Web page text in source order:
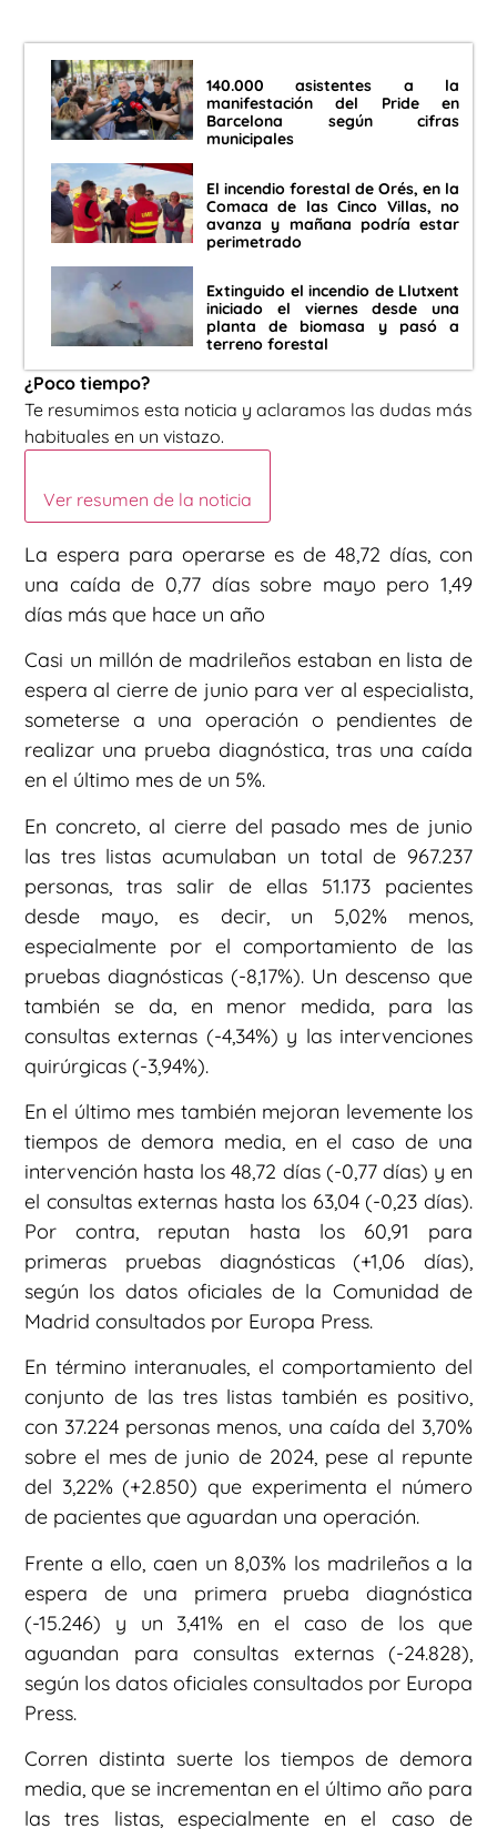
140.000 asistentes a la
manifestación del Pride en
Barcelona según cifras
municipales
El incendio forestal de Orés, en la
Comaca de las Cinco Villas, no
avanza y mañana podría estar
perimetrado
Extinguido el incendio de Llutxent
iniciado el viernes desde una
planta de biomasa y pasó a
terreno forestal
¿Poco tiempo?
Te resumimos esta noticia y aclaramos las dudas más
habituales en un vistazo.
Ver resumen de la noticia
La espera para operarse es de 48,72 días, con
una caída de 0,77 días sobre mayo pero 1,49
días más que hace un año
Casi un millón de madrileños estaban en lista de
espera al cierre de junio para ver al especialista,
someterse a una operación o pendientes de
realizar una prueba diagnóstica, tras una caída
en el último mes de un 5%.
En concreto, al cierre del pasado mes de junio
las tres listas acumulaban un total de 967.237
personas, tras salir de ellas 51.173 pacientes
desde mayo, es decir, un 5,02% menos,
especialmente por el comportamiento de las
pruebas diagnósticas (-8,17%). Un descenso que
también se da, en menor medida, para las
consultas externas (-4,34%) y las intervenciones
quirúrgicas (-3,94%).
En el último mes también mejoran levemente los
tiempos de demora media, en el caso de una
intervención hasta los 48,72 días (-0,77 días) y en
el consultas externas hasta los 63,04 (-0,23 días).
Por contra, reputan hasta los 60,91 para
primeras pruebas diagnósticas (+1,06 días),
según los datos oficiales de la Comunidad de
Madrid consultados por Europa Press.
En término interanuales, el comportamiento del
conjunto de las tres listas también es positivo,
con 37.224 personas menos, una caída del 3,70%
sobre el mes de junio de 2024, pese al repunte
del 3,22% (+2.850) que experimenta el número
de pacientes que aguardan una operación.
Frente a ello, caen un 8,03% los madrileños a la
espera de una primera prueba diagnóstica
(-15.246) y un 3,41% en el caso de los que
aguandan para consultas externas (-24.828),
según los datos oficiales consultados por Europa
Press.
Corren distinta suerte los tiempos de demora
media, que se incrementan en el último año para
las tres listas, especialmente en el caso de